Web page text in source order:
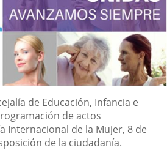
de Educación, Infancia e
de actos
Internacional de la Mujer, 8 de
de la ciudadanía.